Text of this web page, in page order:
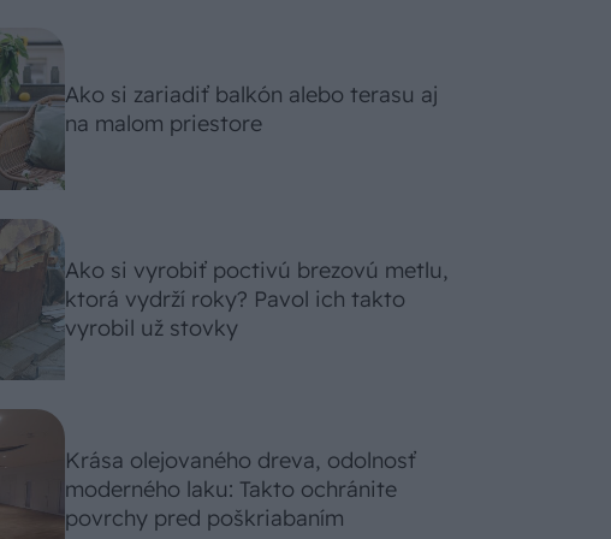
Ako si zariadiť balkón alebo terasu aj
na malom priestore
Ako si vyrobiť poctivú brezovú metlu,
ktorá vydrží roky? Pavol ich takto
vyrobil už stovky
Krása olejovaného dreva, odolnosť
moderného laku: Takto ochránite
povrchy pred poškriabaním